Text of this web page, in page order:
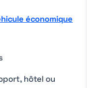
économique
hôtel ou